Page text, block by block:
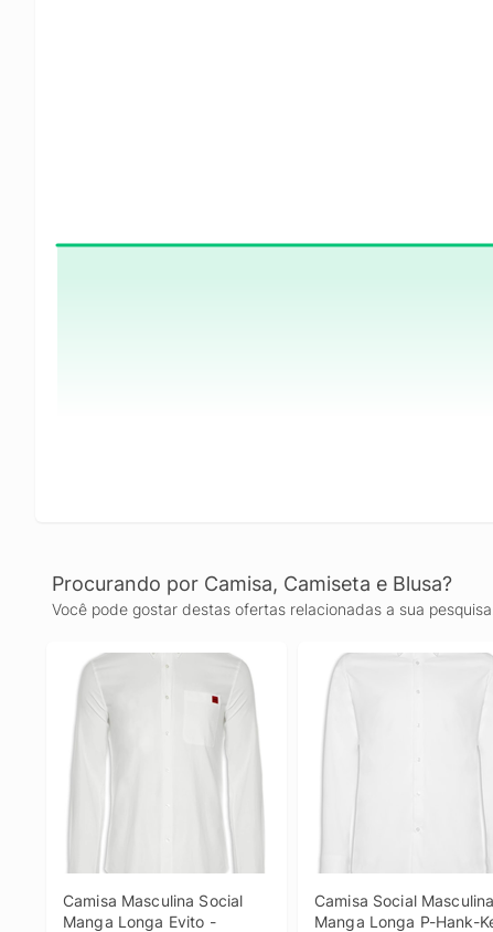
Procurando por Camisa, Camiseta e Blusa?
Você pode gostar destas ofertas relacionadas a sua pesquisa.
Camisa Masculina Social
Manga Longa Evito -
Camisa Social Masculina
Manga Longa P-Hank-